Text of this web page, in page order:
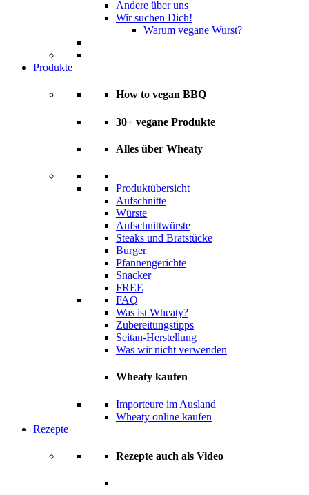
Andere über uns
Wir suchen Dich!
Warum vegane Wurst?
Produkte
How to vegan BBQ
30+ vegane Produkte
Alles über Wheaty
Produktübersicht
Aufschnitte
Würste
Aufschnittwürste
Steaks und Bratstücke
Burger
Pfannengerichte
Snacker
FREE
FAQ
Was ist Wheaty?
Zubereitungstipps
Seitan-Herstellung
Was wir nicht verwenden
Wheaty kaufen
Importeure im Ausland
Wheaty online kaufen
Rezepte
Rezepte auch als Video